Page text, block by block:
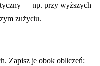
— np. przy wyższych
zużyciu.
Zapisz je obok obliczeń: